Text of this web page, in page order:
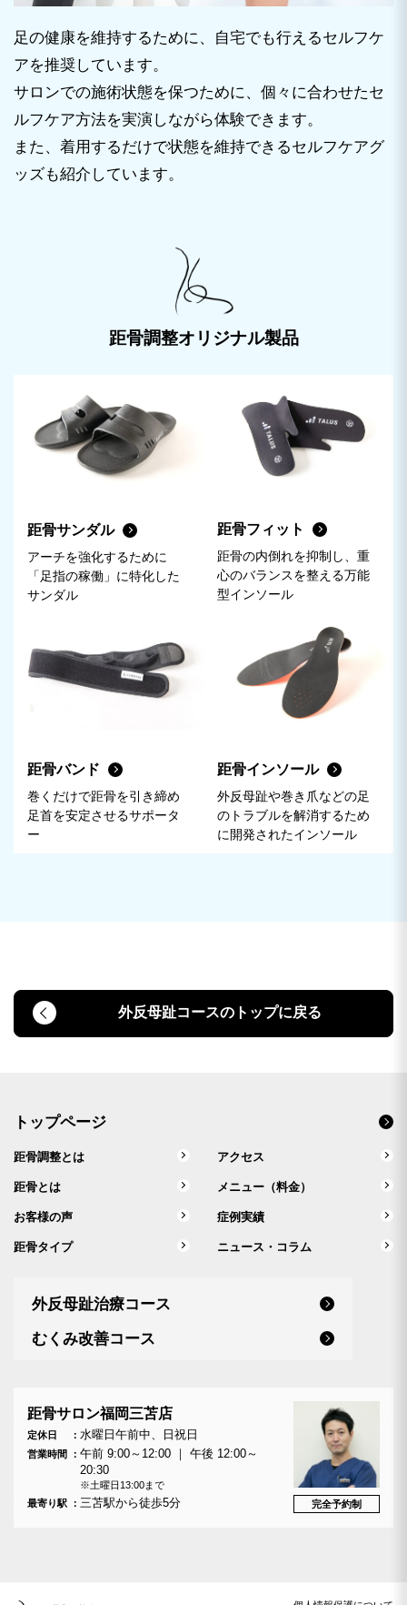
足の健康を維持するために、自宅でも行えるセルフケ
アを推奨しています。
サロンでの施術状態を保つために、個々に合わせたセ
ルフケア方法を実演しながら体験できます。
また、着用するだけで状態を維持できるセルフケアグ
ッズも紹介しています。
距骨調整オリジナル製品
距骨サンダル
アーチを強化するために
「足指の稼働」に特化した
サンダル
距骨フィット
距骨の内倒れを抑制し、重
心のバランスを整える万能
型インソール
距骨バンド
巻くだけで距骨を引き締め
足首を安定させるサポータ
ー
距骨インソール
外反母趾や巻き爪などの足
のトラブルを解消するため
に開発されたインソール
外反母趾コースのトップに戻る
トップページ
距骨調整とは アクセス
距骨とは メニュー（料金）
お客様の声 症例実績
距骨タイプ ニュース・コラム
外反母趾治療コース
むくみ改善コース
距骨サロン福岡三苫店
定休日 水曜日午前中、日祝日
営業時間
午前 9:00～12:00 ｜ 午後 12:00～
20:30
※土曜日13:00まで
最寄り駅
三苫駅から徒歩5分 完全予約制